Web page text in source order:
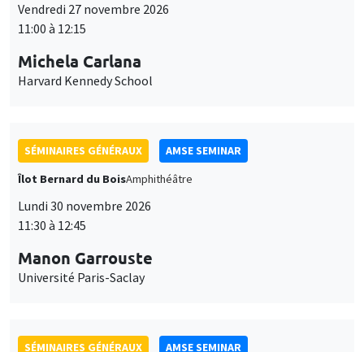
11:00 à 12:15
Harvard Kennedy School
SÉMINAIRES GÉNÉRAUX
AMSE SEMINAR
Îlot Bernard du BoisAmphithéâtre
11:30 à 12:45
Université Paris-Saclay
SÉMINAIRES GÉNÉRAUX AMSE SEMINAR